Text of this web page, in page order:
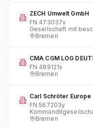
ZECH Umwelt GmbH
FN 473037v
Gesellschaft mit
Bremen
CMA CGM LOG
FN 489121x
Bremen
Carl Schröter Europe
FN567203y
Bremen